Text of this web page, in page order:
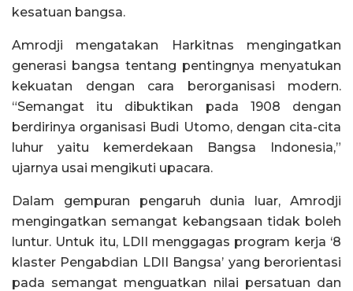
kesatuan bangsa.
Amrodji mengatakan Harkitnas mengingatkan
generasi bangsa tentang pentingnya menyatukan
kekuatan dengan cara berorganisasi modern.
“Semangat itu dibuktikan pada 1908 dengan
berdirinya organisasi Budi Utomo, dengan cita-cita
luhur yaitu kemerdekaan Bangsa Indonesia,”
ujarnya usai mengikuti upacara.
Dalam gempuran pengaruh dunia luar, Amrodji
mengingatkan semangat kebangsaan tidak boleh
luntur. Untuk itu, LDII menggagas program kerja ‘8
klaster Pengabdian LDII Bangsa’ yang berorientasi
pada semangat menguatkan nilai persatuan dan